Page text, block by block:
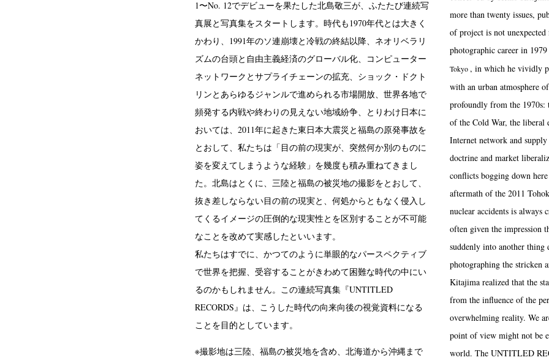
1〜No. 12でデビューを果たした北島敬三が、ふたたび連続写
真展と写真集をスタートします。時代も1970年代とは大きく
かわり、1991年のソ連崩壊と冷戦の終結以降、ネオリベラリ
ズムの台頭と自由主義経済のグローバル化、コンピューター
ネットワークとサプライチェーンの拡充、ショック・ドクト
リンとあらゆるジャンルで進められる市場開放、世界各地で
頻発する内戦や終わりの見えない地域紛争、とりわけ日本に
おいては、2011年に起きた東日本大震災と福島の原発事故を
とおして、私たちは「目の前の現実が、突然何か別のものに
姿を変えてしまうような経験」を幾度も積み重ねてきまし
た。北島はとくに、三陸と福島の被災地の撮影をとおして、
抜き差しならない目の前の現実と、何処からともなく侵入し
てくるイメージの圧倒的な現実性とを区別することが不可能
なことを改めて実感したといいます。
私たちはすでに、かつてのように単眼的なパースペクティブ
で世界を把握、受容することがきわめて困難な時代の中にい
るのかもしれません。この連続写真集『UNTITLED
RECORDS』は、こうした時代の向来向後の視覚資料になる
ことを目的としています。
※撮影地は三陸、福島の被災地を含め、北海道から沖縄まで
more than twenty issues,
of project is not
photographic career in
Tokyo, in which he vividly
with an urban atmosphere
profoundly from the 1970s:
of the Cold War, the liberal
Internet network and
doctrine and market
conflicts bogging down
aftermath of the 2011
nuclear accidents is always
often given the impression
suddenly into another
photographing the stricken
Kitajima realized that the
from the influence of the
overwhelming reality. We
point of view might not be
world. The UNTITLED